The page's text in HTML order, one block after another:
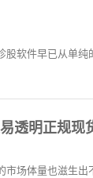
股软件早已从单
透明正规现
场体量也滋生出